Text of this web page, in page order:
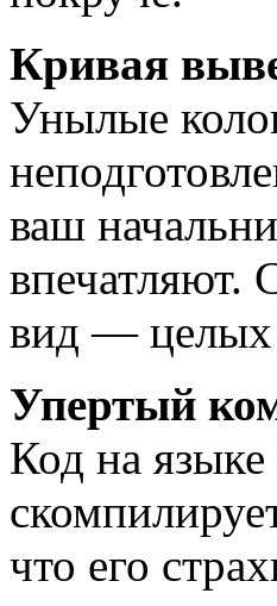
Кривая
Унылые
ваш
впечатляют.
вид — целых
Упертый
Код на
что его